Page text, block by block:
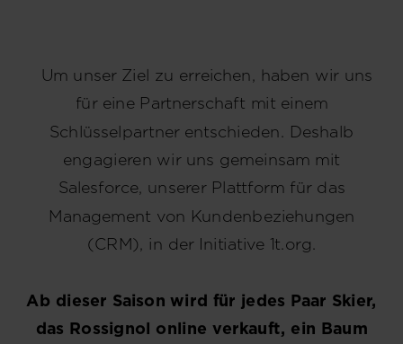
Um unser Ziel zu erreichen, haben wir uns
für eine Partnerschaft mit einem
Schlüsselpartner entschieden. Deshalb
engagieren wir uns gemeinsam mit
Salesforce, unserer Plattform für das
Management von Kundenbeziehungen
(CRM), in der Initiative 1t.org.
Ab dieser Saison wird für jedes Paar Skier,
das Rossignol online verkauft, ein Baum